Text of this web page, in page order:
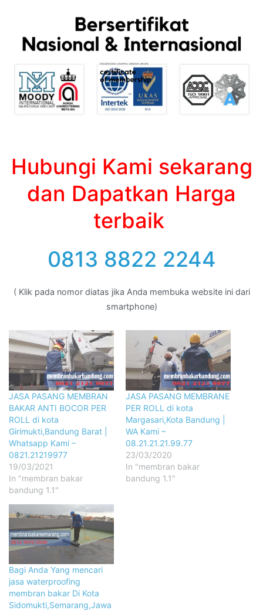
Hubungi Kami sekarang
dan Dapatkan Harga
terbaik
0813 8822 2244
( Klik pada nomor diatas jika Anda membuka website ini dari
smartphone)
JASA PASANG MEMBRAN
BAKAR ANTI BOCOR PER
ROLL di kota
Girimukti,Bandung Barat |
Whatsapp Kami –
0821.21219977
19/03/2021
In "membran bakar
bandung 1.1"
JASA PASANG MEMBRANE
PER ROLL di kota
Margasari,Kota Bandung |
WA Kami –
08.21.21.21.99.77
23/03/2020
In "membran bakar
bandung 1.1"
Bagi Anda Yang mencari
jasa waterproofing
membran bakar Di Kota
Sidomukti,Semarang,Jawa